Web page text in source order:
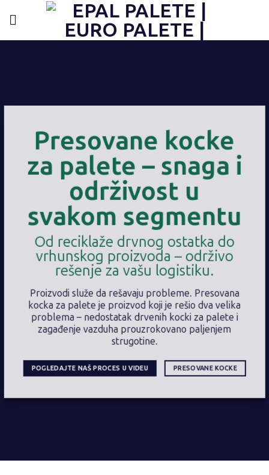
Presovane kocke
za palete – snaga i
održivost u
svakom segmentu
Od reciklaže drvnog ostatka do
vrhunskog proizvoda – održivo
rešenje za vašu logistiku.
Proizvodi služe da rešavaju probleme. Presovana
kocka za palete je proizvod koji je rešio dva velika
problema – nedostatak drvenih kocki za palete i
zagađenje vazduha prouzrokovano paljenjem
strugotine.
POGLEDAJTE NAŠ PROCES U VIDEU PRESOVANE KOCKE